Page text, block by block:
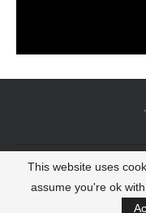
© 2022 -
This website uses
assume you're ok